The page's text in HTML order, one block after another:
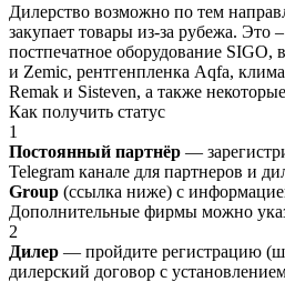
Дилерство возможно по тем
закупает товары из-за рубежа.
постпечатное оборудование SIGO,
и Zemic, рентгенпленка Aqfa,
Remak и Sisteven, а также
Как получить статус
1
Постоянный партнёр —
Telegram канале для партнеров и
Group (ссылка ниже) с
Дополнительные фирмы можно
2
Дилер — пройдите регистрацию
дилерский договор с